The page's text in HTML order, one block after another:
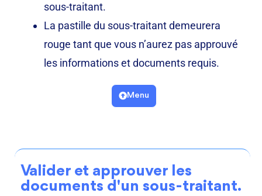
sous-traitant.
La pastille du sous-traitant demeurera
rouge tant que vous n’aurez pas approuvé
les informations et documents requis.
Menu
Valider et approuver les
documents d'un sous-traitant.